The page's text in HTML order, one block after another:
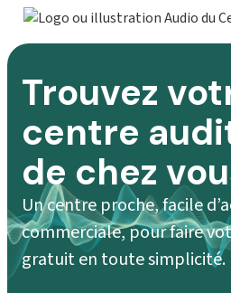
Trouvez
centre
de chez
Un centre proche, facile
commerciale, pour faire
gratuit en toute simplicité.